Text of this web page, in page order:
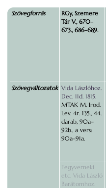
Szövegforrás
RGy, Szemere
Tár V., 670–
673., 686–689.
Szövegváltozatok Vida Lászlóhoz.
Dec. 11d. 1815.
MTAK M. Irod.
Lev. 4r. 135., 44.
darab, 90a–
92b., a vers:
90a–91a.
Fegyverneki
etc. Vida László
Barátomhoz.